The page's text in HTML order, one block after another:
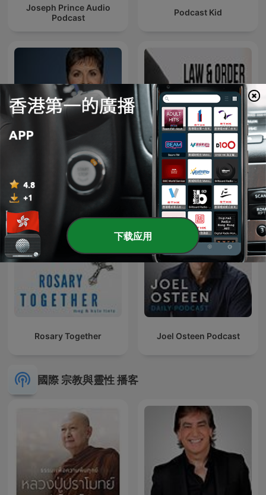
Joseph Prince Audio
Podcast
Podcast Kid
Joyce Meyer Enjoying
Everyday Life® Radio
Podcast
Law And Order
Rosary Together Joel Osteen Podcast
國際 宗教與靈性 播客
下载应用